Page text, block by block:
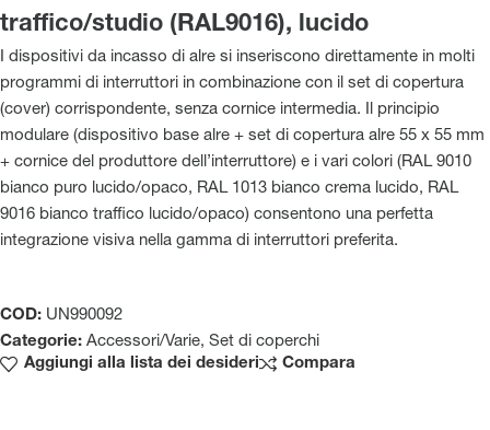
traffico/studio (RAL9016), lucido
I dispositivi da incasso di alre si inseriscono direttamente in molti
programmi di interruttori in combinazione con il set di copertura
(cover) corrispondente, senza cornice intermedia. Il principio
modulare (dispositivo base alre + set di copertura alre 55 x 55 mm
+ cornice del produttore dell’interruttore) e i vari colori (RAL 9010
bianco puro lucido/opaco, RAL 1013 bianco crema lucido, RAL
9016 bianco traffico lucido/opaco) consentono una perfetta
integrazione visiva nella gamma di interruttori preferita.
COD: UN990092
Categorie: Accessori/Varie, Set di coperchi
Aggiungi alla lista dei desideri
Compara